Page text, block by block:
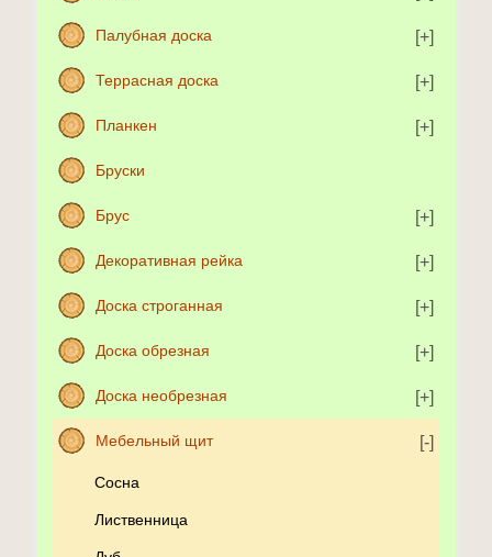
Палубная доска
Террасная доска
Планкен
Бруски
Брус
Декоративная рейка
Доска строганная
Доска обрезная
Доска необрезная
Мебельный щит
Сосна
Лиственница